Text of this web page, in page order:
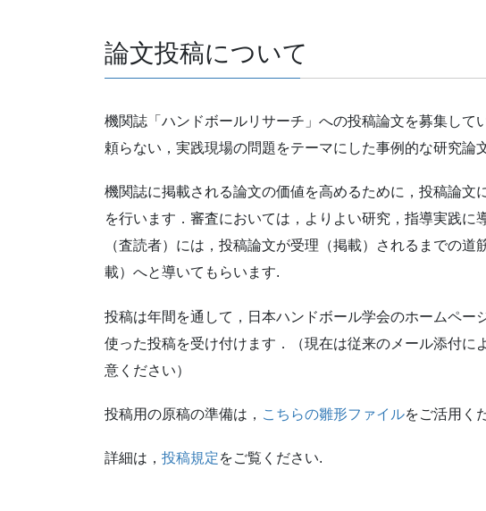
論文投稿について
機関誌「ハンドボールリサーチ」への投稿論文を募集して
頼らない，実践現場の問題をテーマにした事例的な研究論
機関誌に掲載される論文の価値を高めるために，投稿論文
を行います．審査においては，よりよい研究，指導実践に
（査読者）には，投稿論文が受理（掲載）されるまでの
載）へと導いてもらいます.
投稿は年間を通して，日本ハンドボール学会のホームペー
使った投稿を受け付けます．（現在は従来のメール添付に
意ください）
投稿用の原稿の準備は， こちらの雛形ファイルをご活用く
詳細は， 投稿規定をご覧ください.